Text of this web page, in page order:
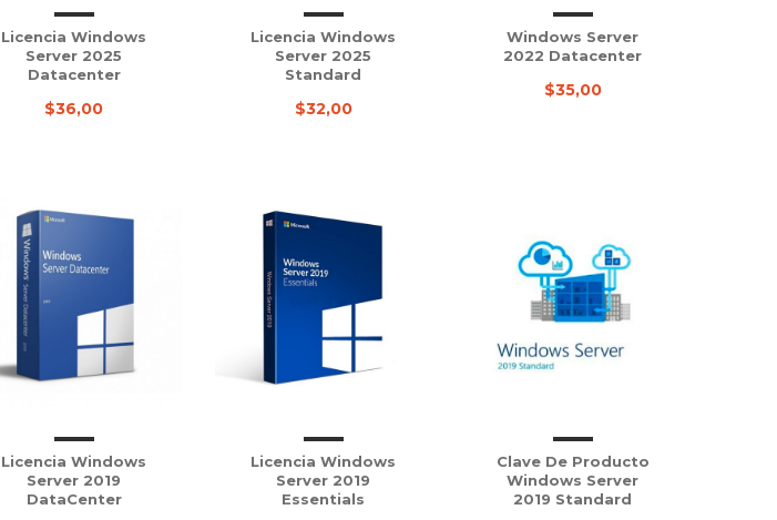
Licencia Windows
Server 2025
Datacenter
$36,00
Licencia Windows
Server 2025
Standard
$32,00
Windows Server
2022 Datacenter
$35,00
Licencia Windows
Server 2019
DataCenter
Licencia Windows
Server 2019
Essentials
Clave De Producto
Windows Server
2019 Standard